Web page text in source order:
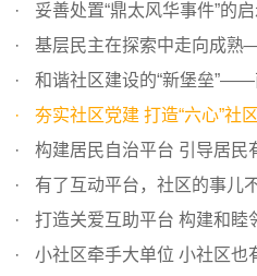
妥善处置“鼎太风华事件”的
基层民主在探索中走向成熟——
和谐社区建设的“新堡垒”——南
夯实社区党建 打造“六心”社区
构建居民自治平台 引导居民有序
有了互动平台，社区的事儿
打造关爱互助平台 构建和睦
小社区牵手大单位 小社区也